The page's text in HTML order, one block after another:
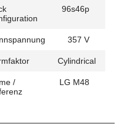
96s46p
357 V
Cylindrical
/
LG M48